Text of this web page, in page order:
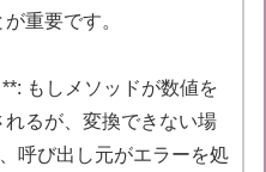
重要です。
もしメソッドが数値を
るが、変換できない場
呼び出し元がエラーを処